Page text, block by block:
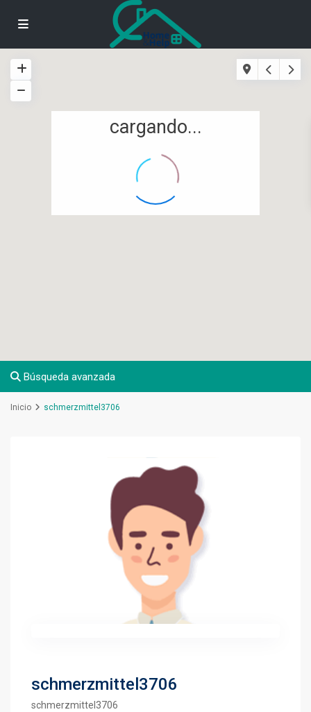
cargando...
Búsqueda avanzada
Inicio schmerzmittel3706
schmerzmittel3706
schmerzmittel3706